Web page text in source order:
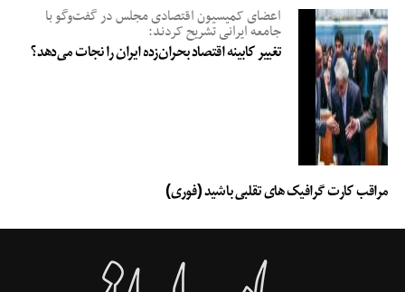
اعضای کمیسیون اقتصادی مجلس در گفت‌وگو با
جامعه ایرانی تشریح کردند:
تغییر کابینه اقتصاد بحران‌زده ایران را نجات می‌دهد؟
مراقب کارت گرافیک های تقلبی باشید (فوری)